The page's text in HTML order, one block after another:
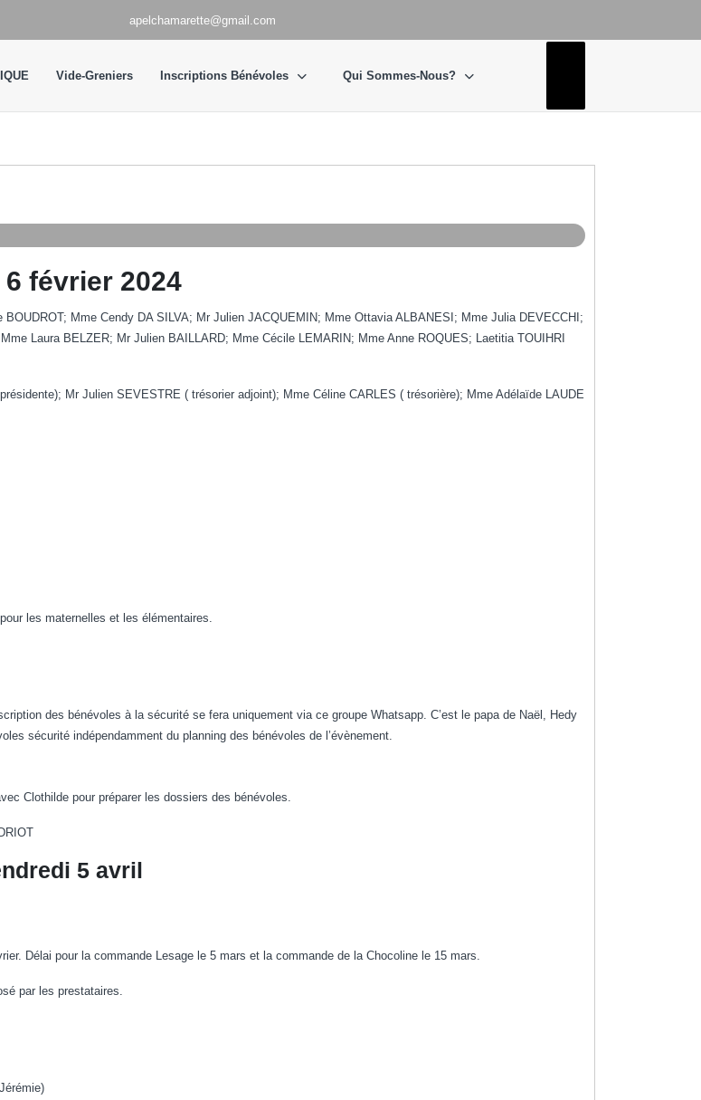
apelchamarette@gmail.com
Vide-Greniers Inscriptions Bénévoles Qui Sommes-Nous?
février 2024
BOUDROT; Mme Cendy DA SILVA; Mr Julien JACQUEMIN; Mme Ottavia ALBANESI; Mme Julia DEVECCHI;
Laura BELZER; Mr Julien BAILLARD; Mme Cécile LEMARIN; Mme Anne ROQUES; Laetitia TOUIHRI
Mr Julien SEVESTRE ( trésorier adjoint); Mme Céline CARLES ( trésorière); Mme Adélaïde LAUDE
les maternelles et les élémentaires.
des bénévoles à la sécurité se fera uniquement via ce groupe Whatsapp. C’est le papa de Naël, Hedy
sécurité indépendamment du planning des bénévoles de l’évènement.
Clothilde pour préparer les dossiers des bénévoles.
5 avril
Délai pour la commande Lesage le 5 mars et la commande de la Chocoline le 15 mars.
par les prestataires.